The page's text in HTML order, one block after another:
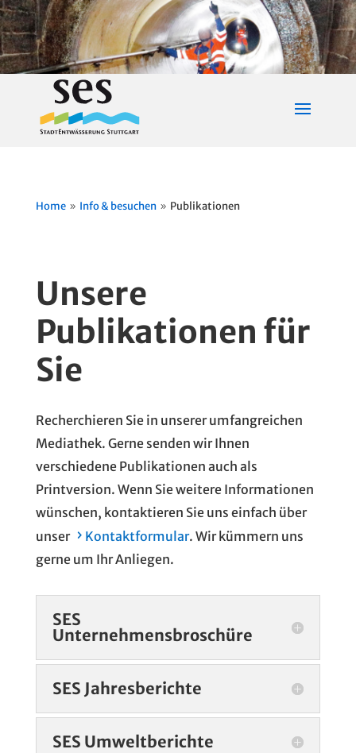
Home 9 Info & besuchen 9 Publikationen
Unsere
Publikationen für
Sie
Recherchieren Sie in unserer umfangreichen
Mediathek. Gerne senden wir Ihnen
verschiedene Publikationen auch als
Printversion. Wenn Sie weitere Informationen
wünschen, kontaktieren Sie uns einfach über
unser
Kontaktformular. Wir kümmern uns
gerne um Ihr Anliegen.
SES
Unternehmensbroschüre
SES Jahresberichte
SES Umweltberichte